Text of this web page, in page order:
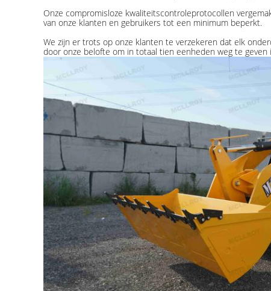
Onze compromisloze kwaliteitscontroleprotocollen
van onze klanten en gebruikers tot een minimum beperkt.
We zijn er trots op onze klanten te verzekeren dat elk
door onze belofte om in totaal tien eenheden weg te